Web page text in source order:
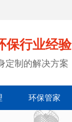
保行业经验
定制的解决方案
环保管家